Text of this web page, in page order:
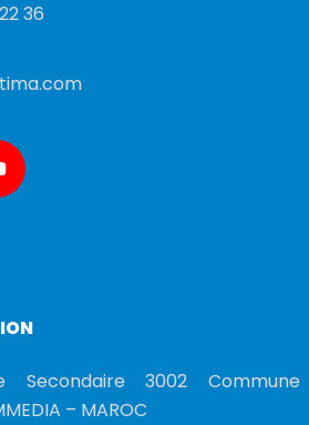
36
Secondaire 3002 Commune
– MAROC